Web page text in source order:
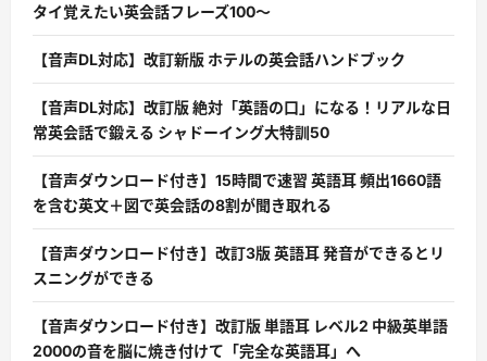
タイ覚えたい英会話フレーズ100〜
【音声DL対応】改訂新版 ホテルの英会話ハンドブック
【音声DL対応】改訂版 絶対「英語の口」になる！リアルな日
常英会話で鍛える シャドーイング大特訓50
【音声ダウンロード付き】15時間で速習 英語耳 頻出1660語
を含む英文＋図で英会話の8割が聞き取れる
【音声ダウンロード付き】改訂3版 英語耳 発音ができるとリ
スニングができる
【音声ダウンロード付き】改訂版 単語耳 レベル2 中級英単語
2000の音を脳に焼き付けて「完全な英語耳」へ